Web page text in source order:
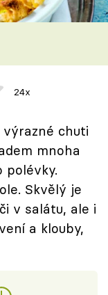
24x
výrazné chuti
mnoha
polévky.
Skvělý je
v salátu, ale i
a klouby,